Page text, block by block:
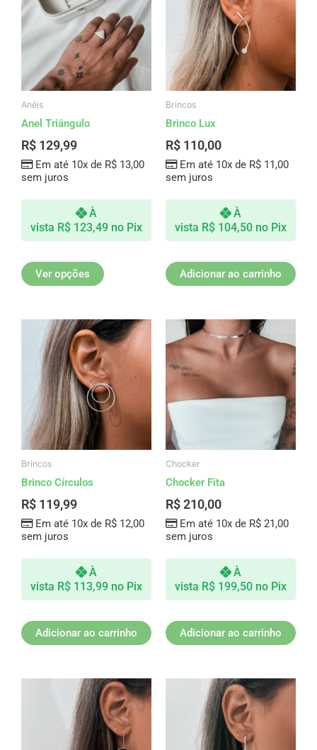
Anéis
Anel Triângulo
R$ 129,99
Em até 10x de R$13,00
sem juros
À
vista R$ 123,49 no Pix
Ver opções
várias
variantes.
As
opções
podem
do
Brincos
Brinco Lux
R$ 110,00
Em até 10x de R$11,00
sem juros
À
vista R$ 104,50 no Pix
Adicionar ao carrinho
Brincos
Brinco Círculos
R$ 119,99
Em até 10x de R$12,00
sem juros
À
vista R$ 113,99 no Pix
Adicionar ao carrinho
Chocker
Chocker Fita
R$210,00
Em até 10x de R$21,00
sem juros
À
vista R$ 199,50 no Pix
Adicionar ao carrinho